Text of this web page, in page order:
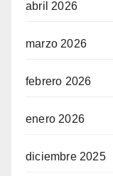
abril 2026
marzo 2026
febrero 2026
enero 2026
diciembre 2025